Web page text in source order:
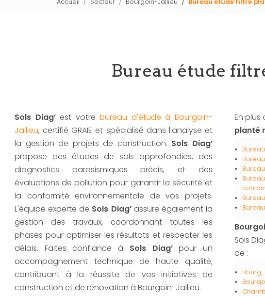
Bureau étude
Sols Diag’est votrebureau d'étude à Bourgoin-
Jallieu, certifié GRAIE et spécialisé dans l'analyse et
la gestion de projets de construction. Sols Diag’
propose des études de sols approfondies, des
diagnostics parasismiques précis, et des
évaluations de pollution pour garantir la sécurité et
la conformité environnementale de vos projets.
L'équipe experte de Sols Diag’assure également la
gestion des travaux, coordonnant toutes les
phases pour optimiser les résultats et respecter les
délais. Faites confiance à Sols Diag’pour un
accompagnement technique de haute qualité,
contribuant à la réussite de vos initiatives de
construction et de rénovation à Bourgoin-Jallieu.
En plus
planté
Sols
de :